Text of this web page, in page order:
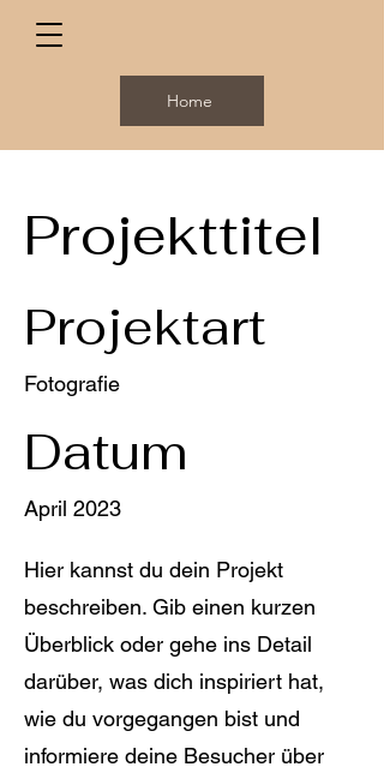
Home
Projekttitel
Projektart
Fotografie
Datum
April 2023
Hier kannst du dein Projekt
beschreiben. Gib einen kurzen
Überblick oder gehe ins Detail
darüber, was dich inspiriert hat,
wie du vorgegangen bist und
informiere deine Besucher über